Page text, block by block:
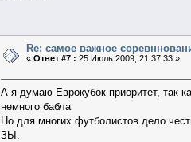
Re: самое важное
«Ответ #7 : 25 Июль 2009, 21:37:33 »
А я думаю Еврокубок приоритет, так
немного бабла
Но для многих футболистов дело
ЗЫ.